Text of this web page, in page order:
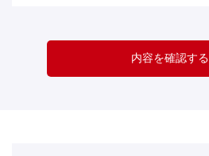
内容を確認する